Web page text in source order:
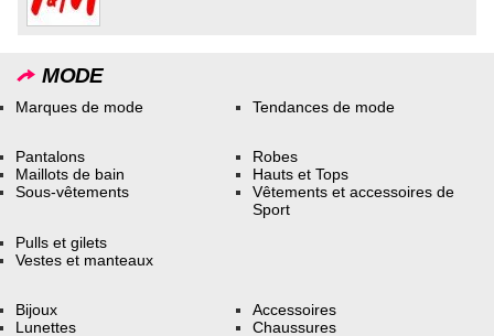
MODE
Marques de mode Tendances de mode
Pantalons
Maillots de bain
Sous-vêtements
Robes
Hauts et Tops
Vêtements et accessoires de
Sport
Pulls et gilets
Vestes et manteaux
Bijoux
Lunettes
Accessoires
Chaussures